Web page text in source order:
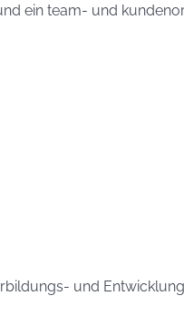
ein team- und
und